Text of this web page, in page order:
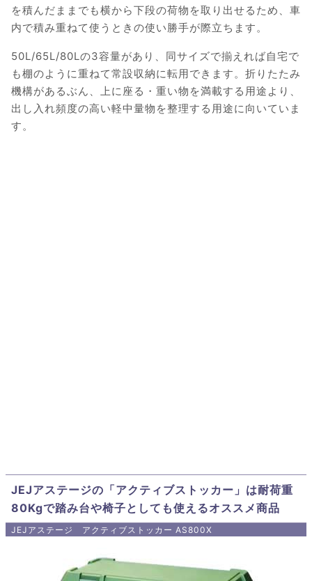
を積んだままでも横から下段の荷物を取り出せるため、車
内で積み重ねて使うときの使い勝手が際立ちます。
50L/65L/80Lの3容量があり、同サイズで揃えれば自宅で
も棚のように重ねて常設収納に転用できます。折りたたみ
機構があるぶん、上に座る・重い物を満載する用途より、
出し入れ頻度の高い軽中量物を整理する用途に向いていま
す。
JEJアステージの「アクティブストッカー」は耐荷重
80Kgで踏み台や椅子としても使えるオススメ商品
JEJアステージ アクティブストッカー AS800X